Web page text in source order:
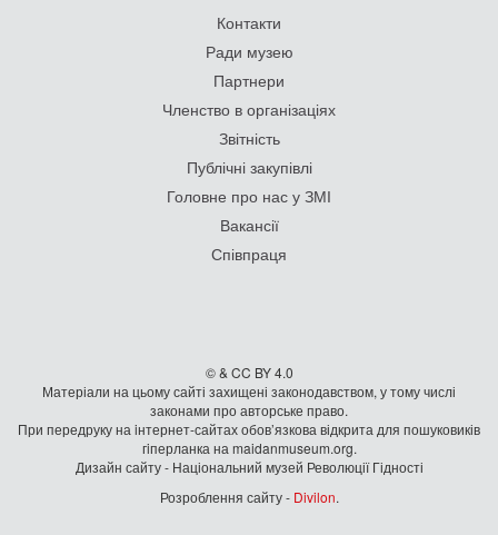
Контакти
Ради музею
Партнери
Членство в організаціях
Звітність
Публічні закупівлі
Головне про нас у ЗМІ
Вакансії
Співпраця
© & CC BY 4.0
Матеріали на цьому сайті захищені законодавством, у тому числі
законами про авторське право.
При передруку на iнтернет-сайтах обов’язкова відкрита для пошуковиків
гiперланка на maidanmuseum.org.
Дизайн сайту - Національний музей Революції Гідності
Розроблення сайту - Divilon.